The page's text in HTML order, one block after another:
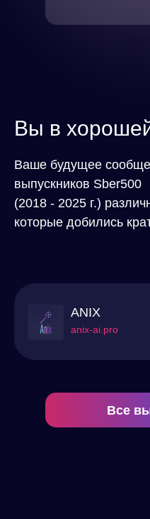
Вы в
Ваше будущее
выпускников Sber500
(2018 - 2025 г.)
которые добились
Holst
holst.so
создания заметок,
Все